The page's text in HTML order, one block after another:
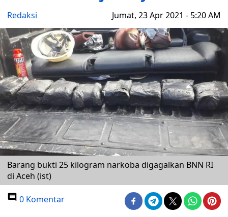
Redaksi Jumat, 23 Apr 2021 - 5:20 AM
Barang bukti 25 kilogram narkoba digagalkan BNN RI
di Aceh (ist)
0 Komentar